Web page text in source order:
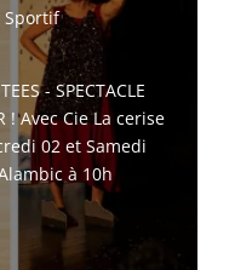
Sportif
- SPECTACLE
! Avec Cie La cerise
02 et Samedi
à 10h